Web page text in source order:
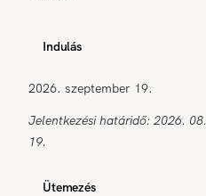
Indulás
2026. szeptember 19.
Jelentkezési határidő: 2026. 08.
19.
Ütemezés